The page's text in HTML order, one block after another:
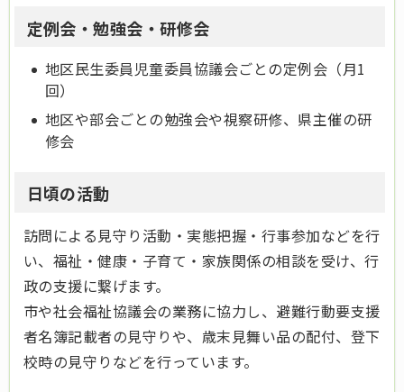
定例会・勉強会・研修会
地区民生委員児童委員協議会ごとの定例会（月1
回）
地区や部会ごとの勉強会や視察研修、県主催の研
修会
日頃の活動
訪問による見守り活動・実態把握・行事参加などを行
い、福祉・健康・子育て・家族関係の相談を受け、行
政の支援に繋げます。
市や社会福祉協議会の業務に協力し、避難行動要支援
者名簿記載者の見守りや、歳末見舞い品の配付、登下
校時の見守りなどを行っています。